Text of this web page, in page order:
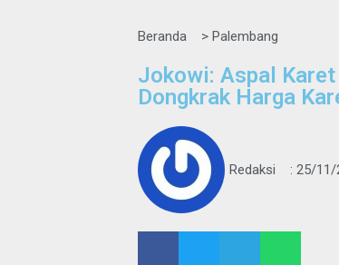
Beranda > Palembang
Jokowi: Aspal
Dongkrak Harga
Redaksi : 25/11/